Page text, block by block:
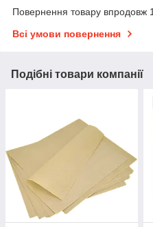
Повернення товару впродовж
Всі умови повернення
Подібні товари компанії